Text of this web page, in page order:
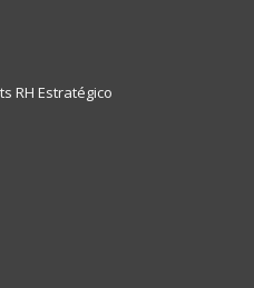
RH Estratégico